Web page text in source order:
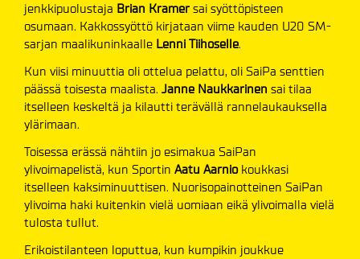
jenkkipuolustaja Brian Kramer sai syöttöpisteen
osumaan. Kakkossyöttö kirjataan viime kauden U20 SM-
sarjan maalikuninkaalle Lenni Tiihoselle.
Kun viisi minuuttia oli ottelua pelattu, oli SaiPa senttien
päässä toisesta maalista. Janne Naukkarinen sai tilaa
itselleen keskeltä ja kilautti terävällä rannelaukauksella
ylärimaan.
Toisessa erässä nähtiin jo esimakua SaiPan
ylivoimapelistä, kun Sportin Aatu Aarniokoukkasi
itselleen kaksiminuuttisen. Nuorisopainotteinen SaiPan
ylivoima haki kuitenkin vielä uomiaan eikä ylivoimalla vielä
tulosta tullut.
Erikoistilanteen loputtua, kun kumpikin joukkue